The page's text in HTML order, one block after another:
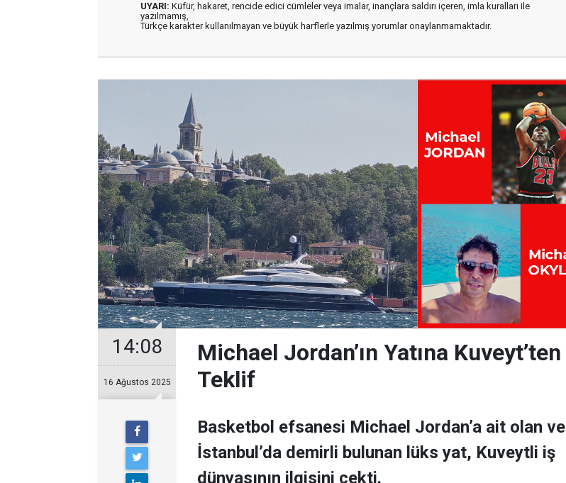
UYARI: Küfür, hakaret, rencide edici cümleler veya imalar, inançlara saldırı içeren, imla kuralları ile
yazılmamış,
Türkçe karakter kullanılmayan ve büyük harflerle yazılmış yorumlar onaylanmamaktadır.
14:08
16 Ağustos 2025
Michael Jordan’ın Yatına Kuveyt’ten
Teklif
Basketbol efsanesi Michael Jordan’a ait olan ve
İstanbul’da demirli bulunan lüks yat, Kuveytli iş
dünyasının ilgisini çekti.